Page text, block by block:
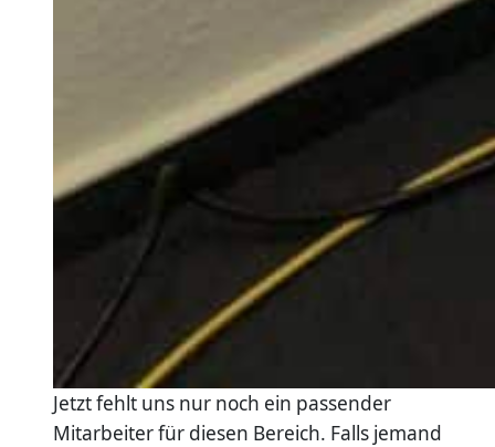
Jetzt fehlt uns nur noch ein passender
Mitarbeiter für diesen Bereich. Falls jemand